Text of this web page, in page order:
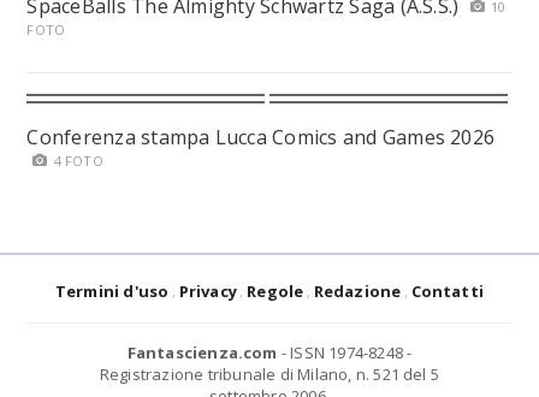
SpaceBalls The Almighty Schwartz Saga (A.S.S.)
10
FOTO
Conferenza stampa Lucca Comics and Games 2026
4 FOTO
Termini d'uso Privacy Regole Redazione Contatti
Fantascienza.com - ISSN 1974-8248 -
Registrazione tribunale di Milano, n. 521 del 5